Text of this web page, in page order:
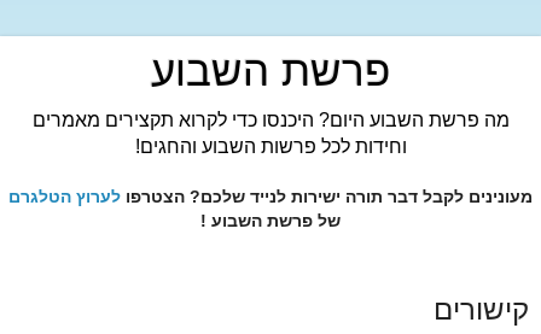
פרשת השבוע
מה פרשת השבוע היום? היכנסו כדי לקרוא תקצירים מאמרים
וחידות לכל פרשות השבוע והחגים!
מעונינים לקבל דבר תורה ישירות לנייד שלכם? הצטרפו לערוץ הטלגרם
של פרשת השבוע !
קישורים